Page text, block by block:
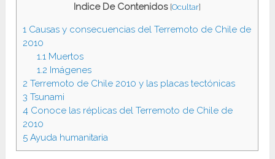
Indice De Contenidos [Ocultar]
1 Causas y consecuencias del Terremoto de Chile de
2010
1.1Muertos
1.2 Imágenes
2 Terremoto de Chile 2010 y las placas tectónicas
3 Tsunami
4 Conoce las réplicas del Terremoto de Chile de
2010
5 Ayuda humanitaria